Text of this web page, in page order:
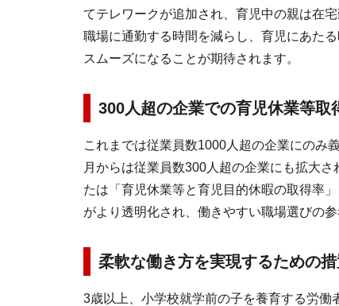
てテレワークが追加され、育児中の親は在
職場に通勤する時間を減らし、育児にあた
スムーズになることが期待されます。
300人超の企業での育児休業等取
これまでは従業員数1000人超の企業にのみ
月からは従業員数300人超の企業にも拡大
たは「育児休業等と育児目的休暇の取得率
がより透明化され、働きやすい職場選びの
柔軟な働き方を実現するための
3歳以上、小学校就学前の子を養育する労